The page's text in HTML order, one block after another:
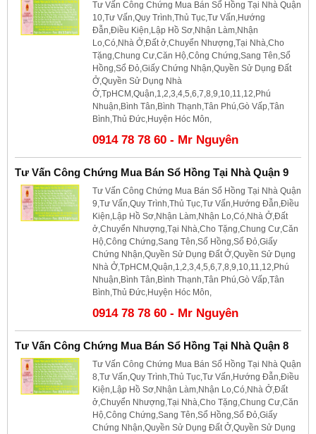
Tư Vấn Công Chứng Mua Bán Sổ Hồng Tại Nhà Quận
10,Tư Vấn,Quy Trình,Thủ Tục,Tư Vấn,Hướng
Đẫn,Điều Kiện,Lập Hồ Sơ,Nhận Làm,Nhận
Lo,Có,Nhà Ở,Đất ở,Chuyển Nhượng,Tại Nhà,Cho
Tặng,Chung Cư,Căn Hộ,Công Chứng,Sang Tên,Sổ
Hồng,Sổ Đỏ,Giấy Chứng Nhận,Quyền Sử Dụng Đất
Ở,Quyền Sử Dụng Nhà
Ở,TpHCM,Quận,1,2,3,4,5,6,7,8,9,10,11,12,Phú
Nhuận,Bình Tân,Bình Thạnh,Tân Phú,Gò Vấp,Tân
Bình,Thủ Đức,Huyện Hóc Môn,
0914 78 78 60 - Mr Nguyên
Tư Vấn Công Chứng Mua Bán Sổ Hồng Tại Nhà Quận 9
Tư Vấn Công Chứng Mua Bán Sổ Hồng Tại Nhà Quận
9,Tư Vấn,Quy Trình,Thủ Tục,Tư Vấn,Hướng Đẫn,Điều
Kiện,Lập Hồ Sơ,Nhận Làm,Nhận Lo,Có,Nhà Ở,Đất
ở,Chuyển Nhượng,Tại Nhà,Cho Tặng,Chung Cư,Căn
Hộ,Công Chứng,Sang Tên,Sổ Hồng,Sổ Đỏ,Giấy
Chứng Nhận,Quyền Sử Dụng Đất Ở,Quyền Sử Dụng
Nhà Ở,TpHCM,Quận,1,2,3,4,5,6,7,8,9,10,11,12,Phú
Nhuận,Bình Tân,Bình Thạnh,Tân Phú,Gò Vấp,Tân
Bình,Thủ Đức,Huyện Hóc Môn,
0914 78 78 60 - Mr Nguyên
Tư Vấn Công Chứng Mua Bán Sổ Hồng Tại Nhà Quận 8
Tư Vấn Công Chứng Mua Bán Sổ Hồng Tại Nhà Quận
8,Tư Vấn,Quy Trình,Thủ Tục,Tư Vấn,Hướng Đẫn,Điều
Kiện,Lập Hồ Sơ,Nhận Làm,Nhận Lo,Có,Nhà Ở,Đất
ở,Chuyển Nhượng,Tại Nhà,Cho Tặng,Chung Cư,Căn
Hộ,Công Chứng,Sang Tên,Sổ Hồng,Sổ Đỏ,Giấy
Chứng Nhận,Quyền Sử Dụng Đất Ở,Quyền Sử Dụng